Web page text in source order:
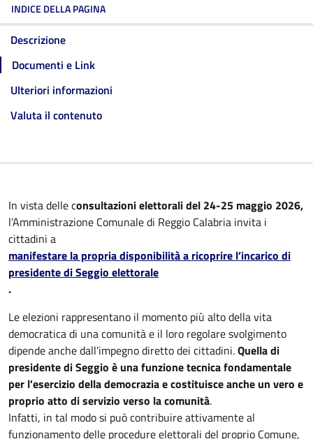
INDICE DELLA PAGINA
Descrizione
Documenti e Link
Ulteriori informazioni
Valuta il contenuto
In vista delle consultazioni elettorali del 24-25 maggio 2026,
l’Amministrazione Comunale di Reggio Calabria invita i
cittadini a
manifestare la propria disponibilità a ricoprire l’incarico di
presidente di Seggio elettorale
.
Le elezioni rappresentano il momento più alto della vita
democratica di una comunità e il loro regolare svolgimento
dipende anche dall’impegno diretto dei cittadini.Quella di
presidente di Seggio è una funzione tecnica fondamentale
per l'esercizio della democrazia e costituisce anche un vero e
proprio atto di servizio verso la comunità.
Infatti, in tal modo si può contribuire attivamente al
funzionamento delle procedure elettorali del proprio Comune,